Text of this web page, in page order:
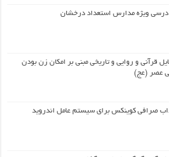
درسی ویژه مدارس استعداد درخشان
قرآنی و روایی و تاریخی مبنی بر امکان زن بودن
عصر (عج)
صرافی کوینکس برای سیستم عامل اندروید